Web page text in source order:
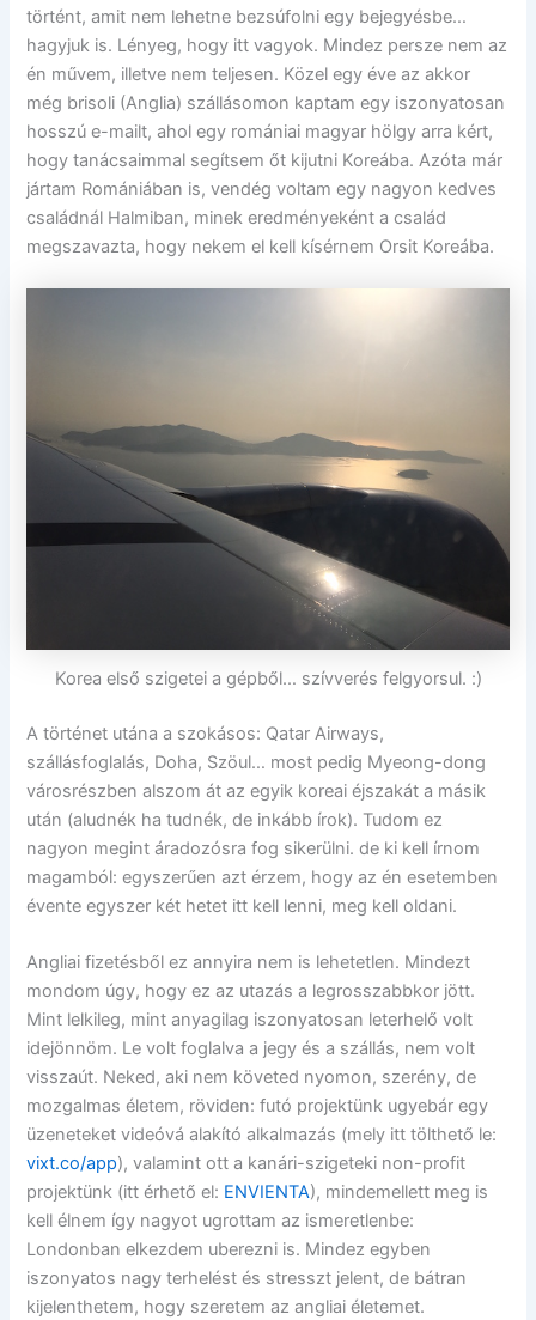
történt, amit nem lehetne bezsúfolni egy bejegyésbe…
hagyjuk is. Lényeg, hogy itt vagyok. Mindez persze nem az
én művem, illetve nem teljesen. Közel egy éve az akkor
még brisoli (Anglia) szállásomon kaptam egy iszonyatosan
hosszú e-mailt, ahol egy romániai magyar hölgy arra kért,
hogy tanácsaimmal segítsem őt kijutni Koreába. Azóta már
jártam Romániában is, vendég voltam egy nagyon kedves
családnál Halmiban, minek eredményeként a család
megszavazta, hogy nekem el kell kísérnem Orsit Koreába.
Korea első szigetei a gépből… szívverés felgyorsul. :)
A történet utána a szokásos: Qatar Airways,
szállásfoglalás, Doha, Szöul… most pedig Myeong-dong
városrészben alszom át az egyik koreai éjszakát a másik
után (aludnék ha tudnék, de inkább írok). Tudom ez
nagyon megint áradozósra fog sikerülni. de ki kell írnom
magamból: egyszerűen azt érzem, hogy az én esetemben
évente egyszer két hetet itt kell lenni, meg kell oldani.
Angliai fizetésből ez annyira nem is lehetetlen. Mindezt
mondom úgy, hogy ez az utazás a legrosszabbkor jött.
Mint lelkileg, mint anyagilag iszonyatosan leterhelő volt
idejönnöm. Le volt foglalva a jegy és a szállás, nem volt
visszaút. Neked, aki nem követed nyomon, szerény, de
mozgalmas életem, röviden: futó projektünk ugyebár egy
üzeneteket videóvá alakító alkalmazás (mely itt tölthető le:
vixt.co/app), valamint ott a kanári-szigeteki non-profit
projektünk (itt érhető el: ENVIENTA), mindemellett meg is
kell élnem így nagyot ugrottam az ismeretlenbe:
Londonban elkezdem uberezni is. Mindez egyben
iszonyatos nagy terhelést és stresszt jelent, de bátran
kijelenthetem, hogy szeretem az angliai életemet.